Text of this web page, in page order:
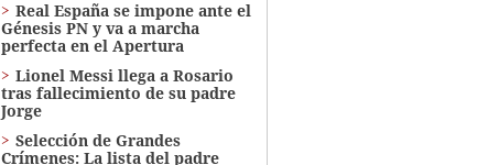
Real España se impone ante el
Génesis PN y va a marcha
perfecta en el Apertura
Lionel Messi llega a Rosario
tras fallecimiento de su padre
Jorge
Selección de Grandes
Crímenes: La lista del padre